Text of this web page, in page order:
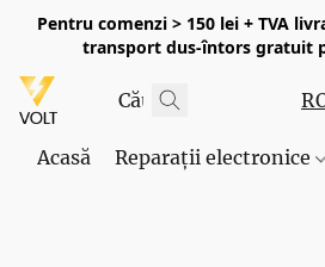
Pentru comenzi > 150 lei + TVA
transport dus-întors gratuit
Acasă Reparații electronice